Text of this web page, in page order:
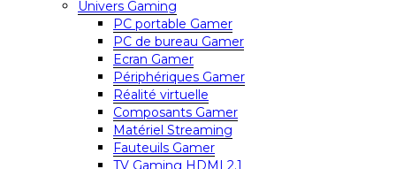
Univers Gaming
PC portable Gamer
PC de bureau Gamer
Ecran Gamer
Périphériques Gamer
Réalité virtuelle
Composants Gamer
Matériel Streaming
Fauteuils Gamer
TV Gaming HDMI 2.1